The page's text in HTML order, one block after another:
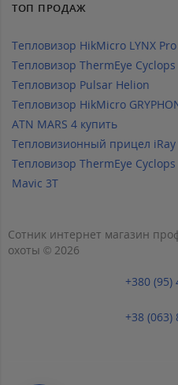
ТОП ПРОДАЖ
Тепловизор HikMicro LYNX Pro
Тепловизор ThermEye
Тепловизор Pulsar Helion
Тепловизор HikMicro
ATN MARS 4 купить
Тепловизионный прицел iRay
Тепловизор ThermEye Cyclops
Mavic 3T
Сотник интернет магазин
охоты © 2026
+380 (95)
+38 (063)